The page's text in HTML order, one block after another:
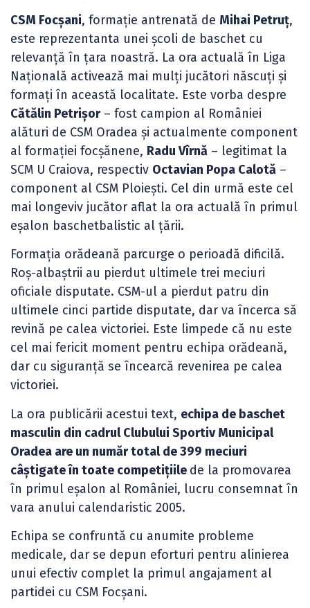
CSM Focșani, formație antrenată de Mihai Petruț,
este reprezentanta unei școli de baschet cu
relevanță în țara noastră. La ora actuală în Liga
Națională activează mai mulți jucători născuți și
formați în această localitate. Este vorba despre
Cătălin Petrișor– fost campion al României
alături de CSM Oradea și actualmente component
al formației focșănene, Radu Vîrnă – legitimat la
SCM U Craiova, respectiv Octavian Popa Calotă –
component al CSM Ploiești. Cel din urmă este cel
mai longeviv jucător aflat la ora actuală în primul
eșalon baschetbalistic al țării.
Formația orădeană parcurge o perioadă dificilă.
Roș-albaștrii au pierdut ultimele trei meciuri
oficiale disputate. CSM-ul a pierdut patru din
ultimele cinci partide disputate, dar va încerca să
revină pe calea victoriei. Este limpede că nu este
cel mai fericit moment pentru echipa orădeană,
dar cu siguranță se încearcă revenirea pe calea
victoriei.
La ora publicării acestui text, echipa de baschet
masculin din cadrul Clubului Sportiv Municipal
Oradea are un număr total de 399 meciuri
câștigate în toate competițiile de la promovarea
în primul eșalon al României, lucru consemnat în
vara anului calendaristic 2005.
Echipa se confruntă cu anumite probleme
medicale, dar se depun eforturi pentru alinierea
unui efectiv complet la primul angajament al
partidei cu CSM Focșani.